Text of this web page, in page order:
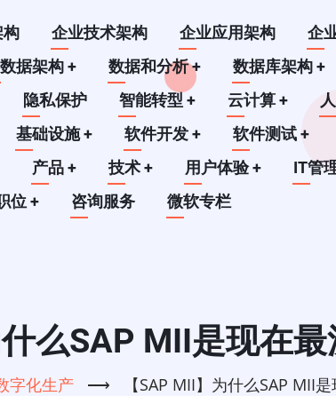
构 企业技术架构 企业应用架构 企
据架构+ 数据和分析+ 数据库架构+
隐私保护 智能转型+ 云计算+
基础设施+ 软件开发+ 软件测试+
产品+ 技术+ 用户体验+ IT管
位+ 咨询服务 微软专栏
什么SAP MII是现在
字化生产 ⟶ 【SAP MII】为什么SAP MII